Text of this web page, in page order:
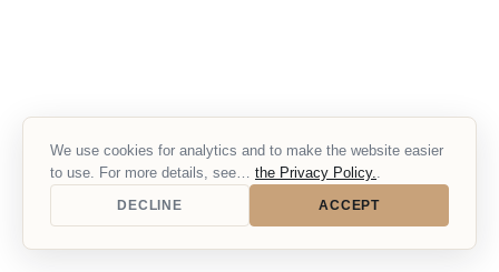
We use cookies for analytics and to make the website easier
to use. For more details, see… the Privacy Policy..
DECLINE ACCEPT